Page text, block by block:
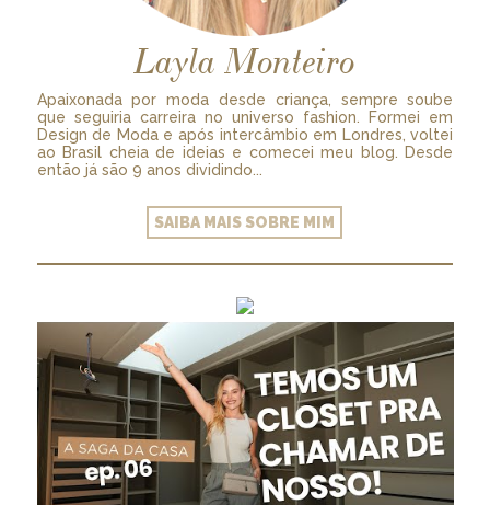
Layla Monteiro
Apaixonada por moda desde criança, sempre soube
que seguiria carreira no universo fashion. Formei em
Design de Moda e após intercâmbio em Londres, voltei
ao Brasil cheia de ideias e comecei meu blog. Desde
então já são 9 anos dividindo...
SAIBA MAIS SOBRE MIM